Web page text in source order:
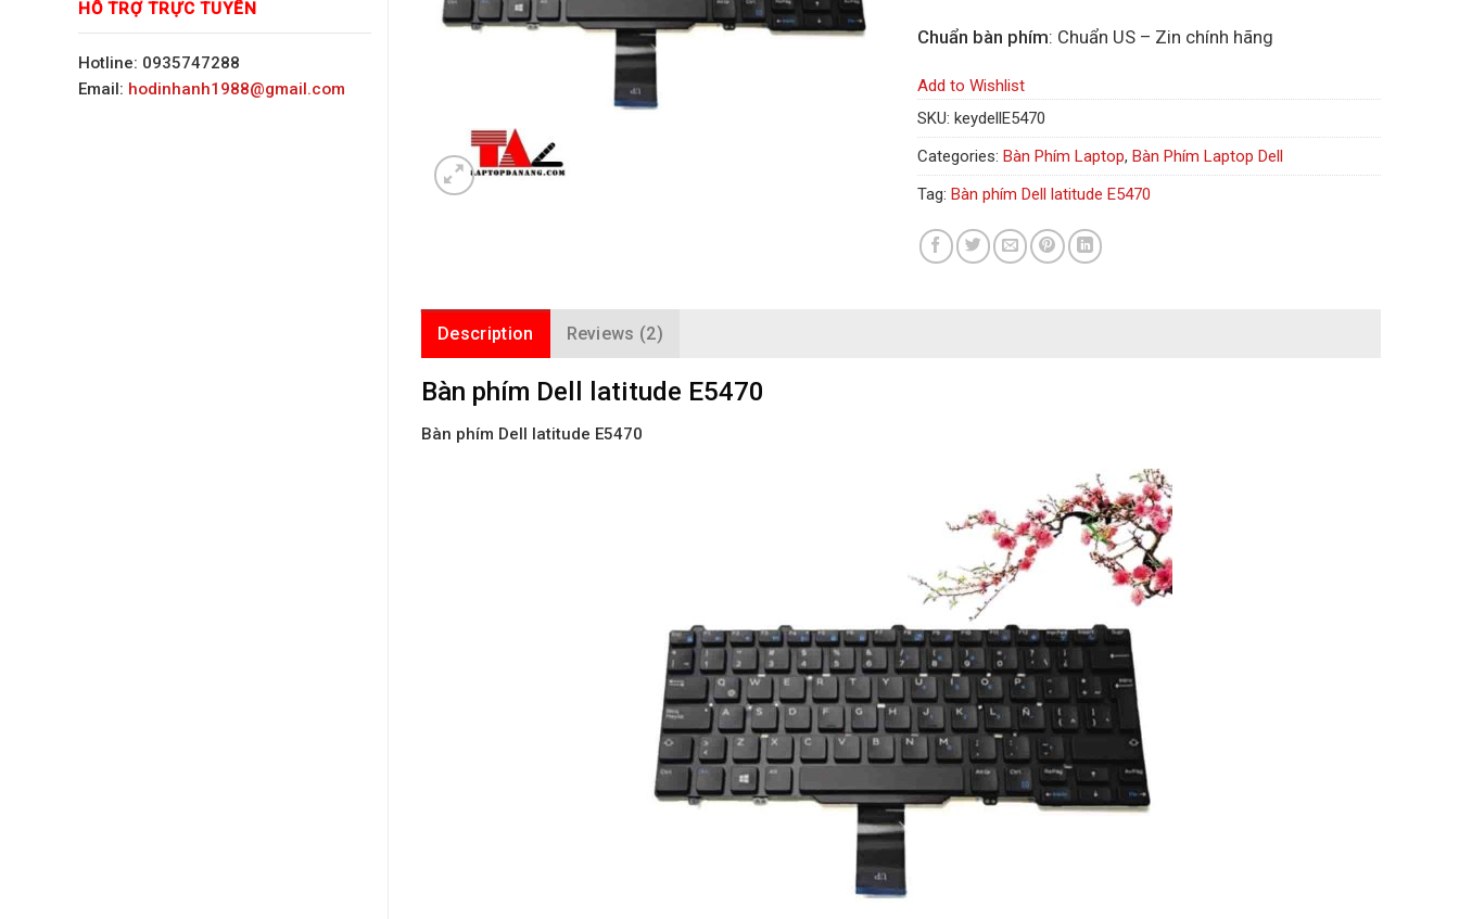
HỖ TRỢ TRỰC TUYẾN
Hotline: 0935747288
Email: hodinhanh1988@gmail.com
Chuẩn bàn phím: Chuẩn US – Zin chính hãng
Add to Wishlist
SKU: keydellE5470
Categories: Bàn Phím Laptop, Bàn Phím Laptop Dell
Tag: Bàn phím Dell latitude E5470
Description Reviews (2)
Bàn phím Dell latitude E5470
Bàn phím Dell latitude E5470